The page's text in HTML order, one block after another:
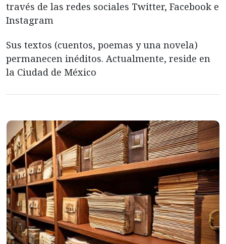
través de las redes sociales Twitter, Facebook e
Instagram
Sus textos (cuentos, poemas y una novela)
permanecen inéditos. Actualmente, reside en
la Ciudad de México